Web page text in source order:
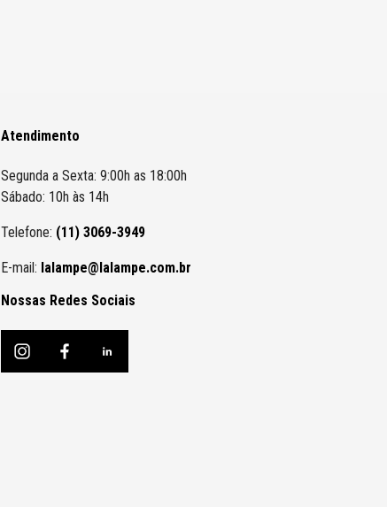
Atendimento
Segunda a Sexta: 9:00h as 18:00h
Sábado: 10h às 14h
Telefone: (11) 3069-3949
E-mail: lalampe@lalampe.com.br
Nossas Redes Sociais